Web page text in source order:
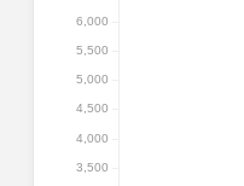
3,500
4,000
4,500
5,000
5,500
6,000